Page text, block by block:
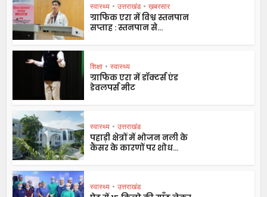
स्वास्थ्य • उत्तराखंड • ख़बरसार
ग्राफिक एरा में विश्व स्तनपान
सप्ताह : स्तनपान से...
शिक्षा • स्वास्थ्य
ग्राफिक एरा में डॉक्टर्स एंड
डेवलपर्स मीट
स्वास्थ्य • उत्तराखंड
पहाड़ी क्षेत्रों में भोजन नली के
कैंसर के कारणों पर शोध...
स्वास्थ्य • उत्तराखंड